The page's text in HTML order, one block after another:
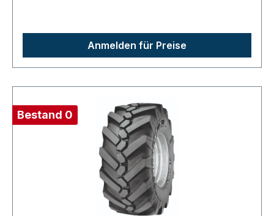
Anmelden für Preise
Bestand 0